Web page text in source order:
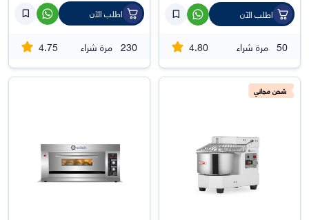
اطلب الآن
50 مرة شراء 4.80
اطلب الآن
230 مرة شراء 4.75
شحن مجاني